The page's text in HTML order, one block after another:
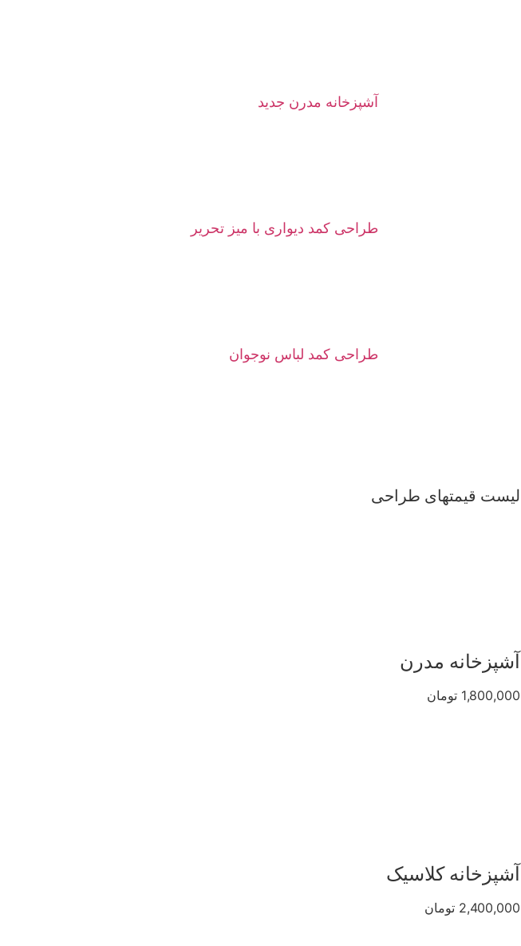
آشپزخانه مدرن جدید
طراحی کمد دیواری با میز تحریر
طراحی کمد لباس نوجوان
لیست قیمتهای طراحی
آشپزخانه مدرن
1,800,000 تومان
آشپزخانه کلاسیک
2,400,000 تومان